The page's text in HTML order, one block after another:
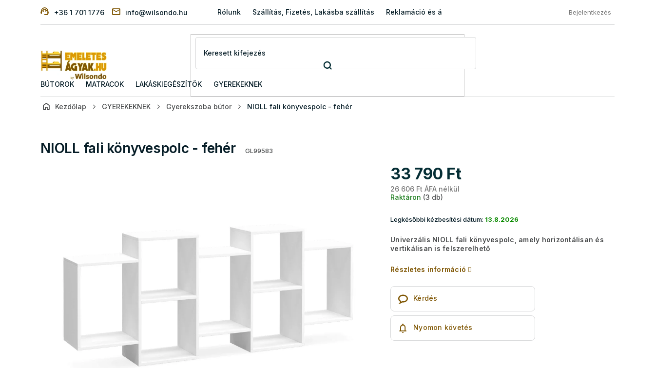
+36 1 701 1776 info@wilsondo.hu Rólunk Szállítás, Fizetés, Lakásba szállítás Reklamáció és áru visszaküldése Általános Szerződési Feltételek
Bejelentkezés
BÚTOROK MATRACOK LAKÁSKIEGÉSZÍTŐK GYEREKEKNEK
Kezdőlap GYEREKEKNEK Gyerekszoba bútor NIOLL fali könyvespolc - fehér
NIOLL fali könyvespolc - fehér GL99583
33 790 Ft
26 606 Ft ÁFA nélkül
Raktáron (3 db)
Legkésőbbi kézbesítési dátum: 13.8.2026
Univerzális NIOLL fali könyvespolc, amely horizontálisan és
vertikálisan is felszerelhető
Részletes információ
Kérdés
Nyomon követés